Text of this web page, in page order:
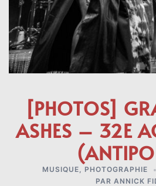
[PHOTOS]
ASHES – 32E
MUSIQUE, PHOTOGRAPHIE
PAR ANNICK